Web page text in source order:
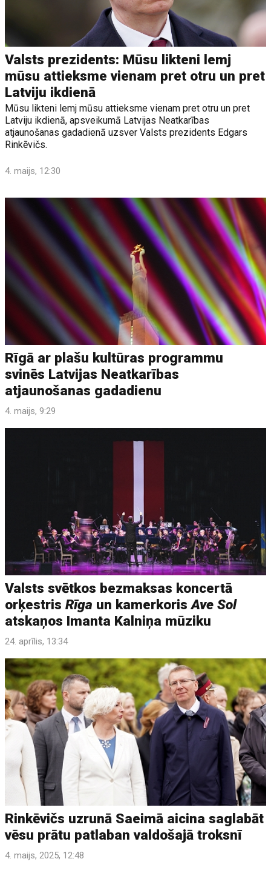
Valsts prezidents: Mūsu likteni lemj
mūsu attieksme vienam pret otru un pret
Latviju ikdienā
Mūsu likteni lemj mūsu attieksme vienam pret otru un pret
Latviju ikdienā, apsveikumā Latvijas Neatkarības
atjaunošanas gadadienā uzsver Valsts prezidents Edgars
Rinkēvičs.
4. maijs, 12:30
Rīgā ar plašu kultūras programmu
svinēs Latvijas Neatkarības
atjaunošanas gadadienu
4. maijs, 9:29
Valsts svētkos bezmaksas koncertā
orķestrisRīga un kamerkorisAve Sol
atskaņos Imanta Kalniņa mūziku
24. aprīlis, 13:34
Rinkēvičs uzrunā Saeimā aicina saglabāt
vēsu prātu patlaban valdošajā troksnī
4. maijs, 2025, 12:48